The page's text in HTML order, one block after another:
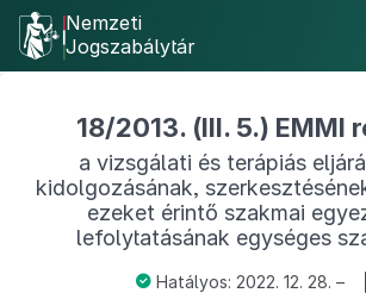
Nemzeti
Jogszabálytár
18/2013. (III. 5.) EMMI
a vizsgálati és terápiás
kidolgozásának,
ezeket érintő szakmai
lefolytatásának egységes
Hatályos: 2022. 12. 28. –